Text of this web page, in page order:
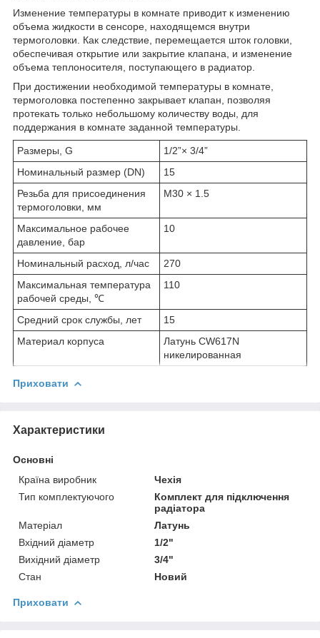
Изменение температуры в комнате приводит к изменению
объема жидкости в сенсоре, находящемся внутри
термоголовки. Как следствие, перемещается шток головки,
обеспечивая открытие или закрытие клапана, и изменение
объема теплоносителя, поступающего в радиатор.
При достижении необходимой температуры в комнате,
термоголовка постепенно закрывает клапан, позволяя
протекать только небольшому количеству воды, для
поддержания в комнате заданной температуры.
Размеры, G
1/2”× 3/4”
Номинальный размер (DN)
15
Резьба для присоединения
термоголовки, мм
М30 × 1.5
Максимальное рабочее
давление, бар
10
Номинальный расход, л/час
270
Максимальная температура
рабочей среды, ℃
110
Средний срок службы, лет
15
Материал корпуса
Латунь CW617N
никелированная
Приховати
Характеристики
Основні
Країна виробник
Чехія
Тип комплектуючого
Комплект для підключення
радіатора
Матеріал
Латунь
Вхідний діаметр
1/2"
Вихідний діаметр
3/4"
Стан
Новий
Приховати